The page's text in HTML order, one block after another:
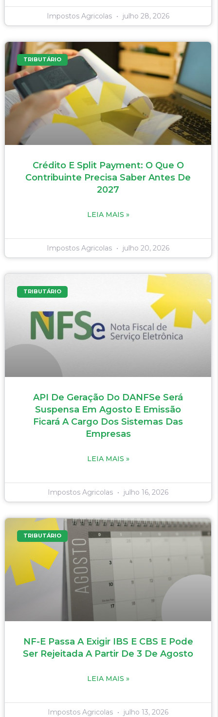
Impostos Agricolas julho 28, 2026
TRIBUTÁRIO
Crédito E Split Payment: O Que O
Contribuinte Precisa Saber Antes De
2027
LEIA MAIS »
Impostos Agricolas julho 20, 2026
TRIBUTÁRIO
API De Geração Do DANFSe Será
Suspensa Em Agosto E Emissão
Ficará A Cargo Dos Sistemas Das
Empresas
LEIA MAIS »
Impostos Agricolas julho 16, 2026
TRIBUTÁRIO
NF-E Passa A Exigir IBS E CBS E Pode
Ser Rejeitada A Partir De 3 De Agosto
LEIA MAIS »
Impostos Agricolas julho 13, 2026